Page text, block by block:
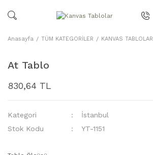
Anasayfa TÜM KATEGORİLER KANVAS TABLOLAR
At Tablo
830,64 TL
Kategori
İstanbul
Stok Kodu
YT-1151